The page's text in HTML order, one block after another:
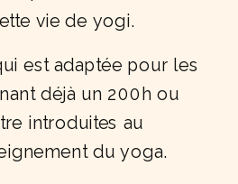
vie de yogi.
est adaptée pour les
déjà un 200h ou
introduites au
du yoga.